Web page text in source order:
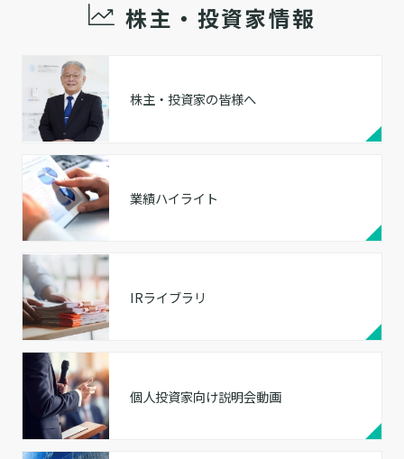
株主・投資家情報
株主・投資家の皆様へ
業績ハイライト
IRライブラリ
個人投資家向け説明会動画